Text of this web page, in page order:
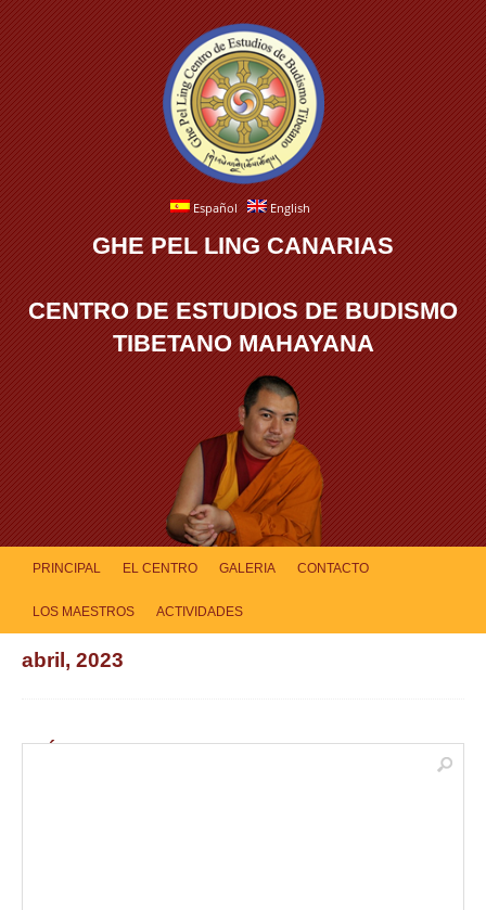
Español English
GHE PEL LING CANARIAS
CENTRO DE ESTUDIOS DE BUDISMO
TIBETANO MAHAYANA
PRINCIPAL EL CENTRO GALERIA CONTACTO
LOS MAESTROS ACTIVIDADES
abril, 2023
GUÍA DE ACTIVIDADES MAYO y JUNIO 2023